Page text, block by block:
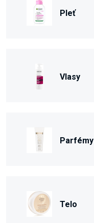
Pleť
Vlasy
Parfémy
Telo